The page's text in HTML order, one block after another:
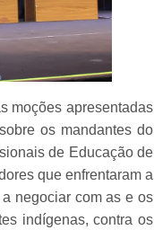
moções apresentadas
os mandantes do
de Educação de
que enfrentaram a
negociar com as e os
indígenas, contra os